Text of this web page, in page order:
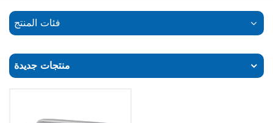
فئات المنتج
منتجات جديدة